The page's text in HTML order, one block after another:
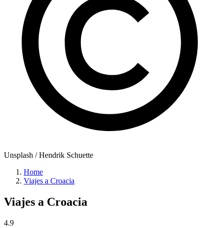
Unsplash / Hendrik Schuette
Home
Viajes a Croacia
Viajes a Croacia
4.9